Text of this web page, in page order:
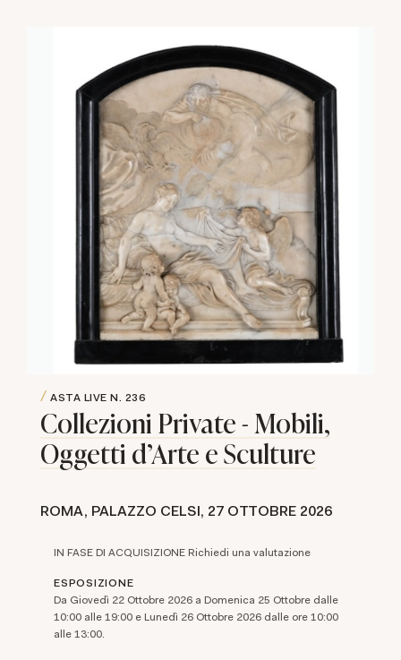
ASTA LIVE N. 236
Collezioni Private - Mobili,
Oggetti d'Arte e Sculture
ROMA, PALAZZO CELSI, 27 OTTOBRE 2026
IN FASE DI ACQUISIZIONE Richiedi una valutazione
ESPOSIZIONE
Da Giovedì 22 Ottobre 2026 a Domenica 25 Ottobre dalle
10:00 alle 19:00 e Lunedì 26 Ottobre 2026 dalle ore 10:00
alle 13:00.